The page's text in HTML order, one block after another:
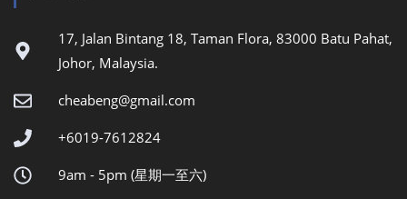
17, Jalan Bintang 18, Taman Flora, 83000 Batu Pahat,
Johor, Malaysia.
cheabeng@gmail.com
+6019-7612824
9am - 5pm (星期一至六)